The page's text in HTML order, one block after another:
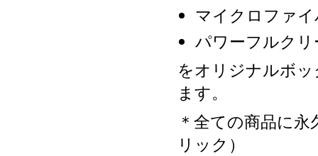
マイクロファ
パワーフルク
をオリジナルボ
ます。
＊全ての商品に
リック）